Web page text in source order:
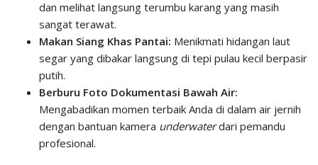
dan melihat langsung terumbu karang yang masih
sangat terawat.
Makan Siang Khas Pantai: Menikmati hidangan laut
segar yang dibakar langsung di tepi pulau kecil berpasir
putih.
Berburu Foto Dokumentasi Bawah Air:
Mengabadikan momen terbaik Anda di dalam air jernih
dengan bantuan kamera underwaterdari pemandu
profesional.